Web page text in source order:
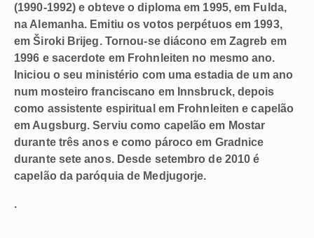
(1990-1992) e obteve o diploma em 1995, em Fulda,
na Alemanha. Emitiu os votos perpétuos em 1993,
em Široki Brijeg. Tornou-se diácono em Zagreb em
1996 e sacerdote em Frohnleiten no mesmo ano.
Iniciou o seu ministério com uma estadia de um ano
num mosteiro franciscano em Innsbruck, depois
como assistente espiritual em Frohnleiten e capelão
em Augsburg. Serviu como capelão em Mostar
durante três anos e como pároco em Gradnice
durante sete anos. Desde setembro de 2010 é
capelão da paróquia de Medjugorje.
.